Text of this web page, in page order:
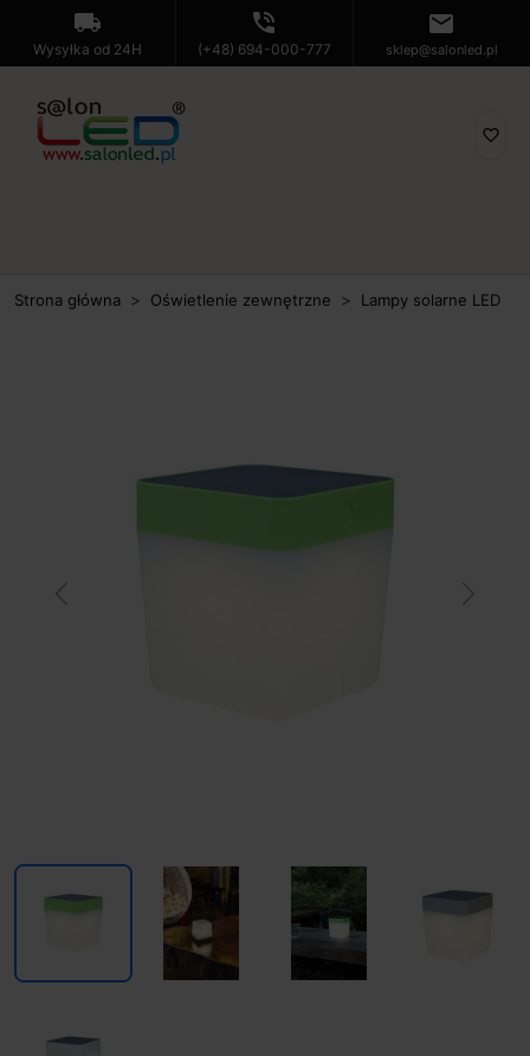
local_shipping
Wysyłka od 24H
phone_in_talk
(+48) 694-000-777
mail
sklep@salonled.pl
favorite_border
Strona główna Oświetlenie zewnętrzne Lampy solarne LED